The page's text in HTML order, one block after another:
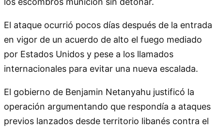
El ataque ocurrió pocos días después de la entrada
en vigor de un acuerdo de alto el fuego mediado
por Estados Unidos y pese a los llamados
internacionales para evitar una nueva escalada.
El gobierno de Benjamin Netanyahu justificó la
operación argumentando que respondía a ataques
previos lanzados desde territorio libanés contra el